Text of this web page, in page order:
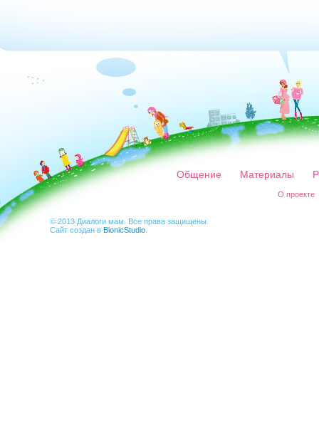
Общение Материалы
О проекте
© 2013 Диалоги мам. Все права защищены.
Сайт создан в BionicStudio